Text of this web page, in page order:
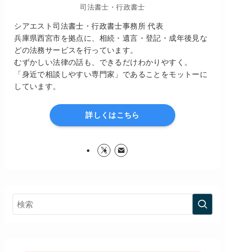
司法書士・行政書士
シアエスト司法書士・行政書士事務所 代表
兵庫県西宮市を拠点に、相続・遺言・登記・成年後見な
どの法務サービスを行っています。
むずかしい法律の話も、できるだけわかりやすく。
「身近で相談しやすい専門家」であることをモットーに
しています。
詳しくはこちら